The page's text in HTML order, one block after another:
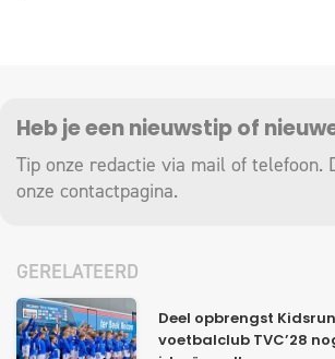
Heb je een nieuwstip of
Tip onze redactie via mail of telefoon.
onze contactpagina.
GERELATEERD
Deel opbrengst
voetbalclub TVC’28